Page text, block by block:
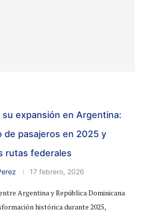
expansión en Argentina:
de pasajeros en 2025 y
rutas federales
17 febrero, 2026
Argentina y República Dominicana
histórica durante 2025,